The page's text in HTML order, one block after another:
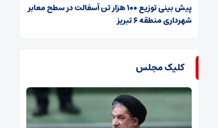
پیش بینی توزیع ۱۰۰ هزار تن آسفالت در سطح معابر
شهرداری منطقه ۶ تبریز
کلیک مجلس